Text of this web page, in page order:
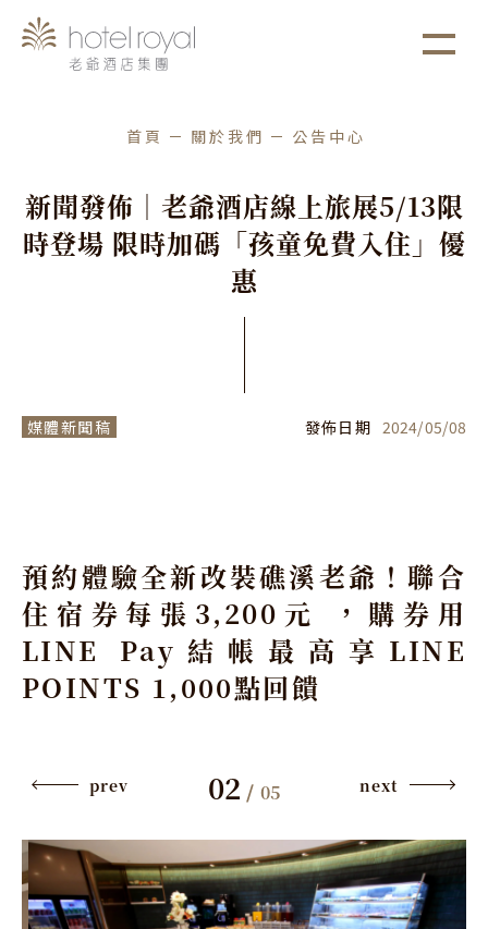
首頁 關於我們 公告中心
新聞發佈 ｜ 老爺酒店線 上旅展5/13限
時登場 限時加碼 「孩童免費 入住 」 優
惠
媒體新聞稿 發佈日期 2024/05/08
預約體驗全新改裝礁溪老爺！聯合
住宿券每張3,200元 ，購券用
LINE Pay結帳最高享LINE
POINTS 1,000點回饋
prev 02 /05 next